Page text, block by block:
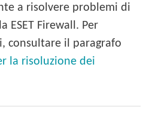
a risolvere problemi di
ESET Firewall. Per
consultare il paragrafo
la risoluzione dei